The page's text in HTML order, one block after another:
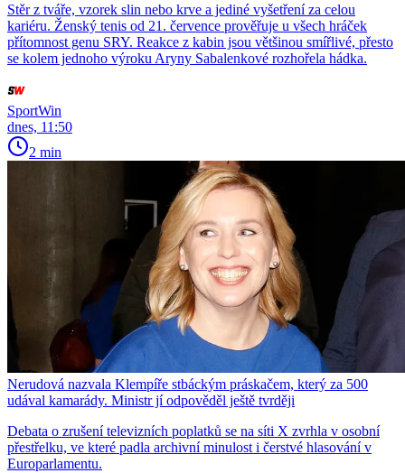
Stěr z tváře, vzorek slin nebo krve a jediné vyšetření za celou
kariéru. Ženský tenis od 21. července prověřuje u všech hráček
přítomnost genu SRY. Reakce z kabin jsou většinou smířlivé, přesto
se kolem jednoho výroku Aryny Sabalenkové rozhořela hádka.
SportWin
dnes, 11:50
2 min
Nerudová nazvala Klempíře stbáckým práskačem, který za 500
udával kamarády. Ministr jí odpověděl ještě tvrději
Debata o zrušení televizních poplatků se na síti X zvrhla v osobní
přestřelku, ve které padla archivní minulost i čerstvé hlasování v
Europarlamentu.